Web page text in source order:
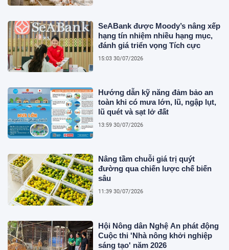
SeABank được Moody’s nâng xếp
hạng tín nhiệm nhiều hạng mục,
đánh giá triển vọng Tích cực
15:03 30/07/2026
Hướng dẫn kỹ năng đảm bảo an
toàn khi có mưa lớn, lũ, ngập lụt,
lũ quét và sạt lở đất
13:59 30/07/2026
Nâng tầm chuỗi giá trị quýt
đường qua chiến lược chế biến
sâu
11:39 30/07/2026
Hội Nông dân Nghệ An phát động
Cuộc thi 'Nhà nông khởi nghiệp
sáng tạo' năm 2026